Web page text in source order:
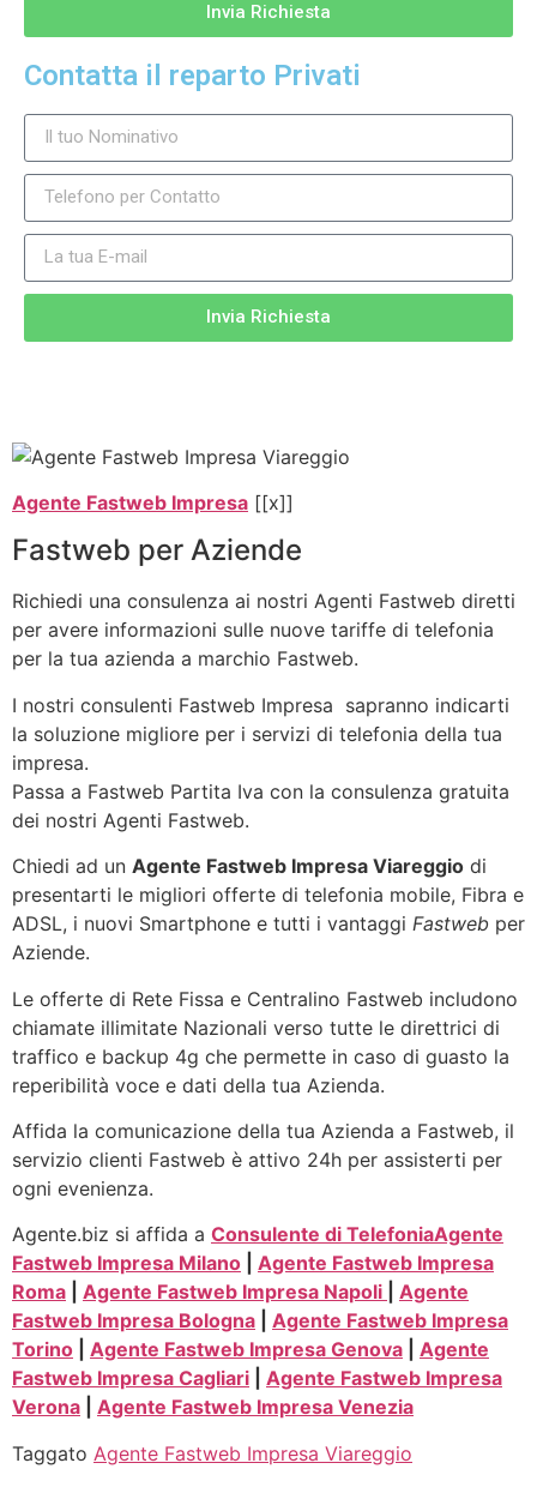
Invia Richiesta
Contatta il reparto Privati
Invia Richiesta
Agente Fastweb Impresa [[x]]
Fastweb per Aziende
Richiedi una consulenza ai nostri Agenti Fastweb diretti
per avere informazioni sulle nuove tariffe di telefonia
per la tua azienda a marchio Fastweb.
I nostri consulenti Fastweb Impresa sapranno indicarti
la soluzione migliore per i servizi di telefonia della tua
impresa.
Passa a Fastweb Partita Iva con la consulenza gratuita
dei nostri Agenti Fastweb.
Chiedi ad un Agente Fastweb Impresa Viareggio di
presentarti le migliori offerte di telefonia mobile, Fibra e
ADSL, i nuovi Smartphone e tutti i vantaggi Fastweb per
Aziende.
Le offerte di Rete Fissa e Centralino Fastweb includono
chiamate illimitate Nazionali verso tutte le direttrici di
traffico e backup 4g che permette in caso di guasto la
reperibilità voce e dati della tua Azienda.
Affida la comunicazione della tua Azienda a Fastweb, il
servizio clienti Fastweb è attivo 24h per assisterti per
ogni evenienza.
Agente.biz si affida a Consulente di TelefoniaAgente
Fastweb Impresa Milano
Agente Fastweb Impresa
Roma
Agente Fastweb Impresa Napoli
Agente
Fastweb Impresa Bologna
Agente Fastweb Impresa
Torino
Agente Fastweb Impresa Genova
Agente
Fastweb Impresa Cagliari
Agente Fastweb Impresa
Verona
Agente Fastweb Impresa Venezia
Taggato Agente Fastweb Impresa Viareggio